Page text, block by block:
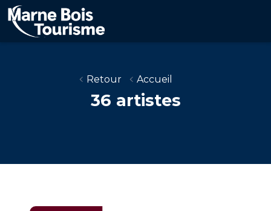
Aller
au
contenu
principal
Retour Accueil
36 artistes